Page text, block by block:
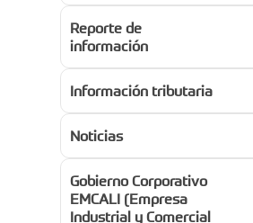
Reporte de
información
Información tributaria
Noticias
Gobierno Corporativo
EMCALI (Empresa
Industrial y Comercial